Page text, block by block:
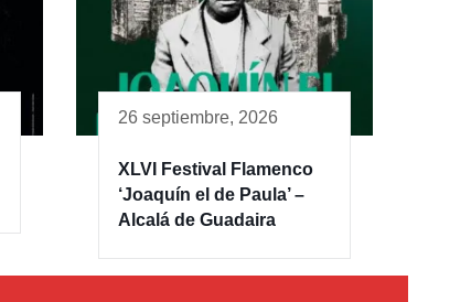
26 septiembre, 2026
XLVI Festival Flamenco
‘Joaquín el de Paula’ –
Alcalá de Guadaira